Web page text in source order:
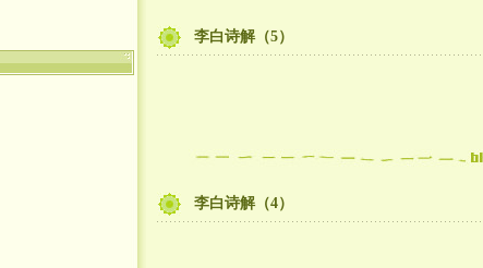
李白诗解（5）
李白诗解（4）